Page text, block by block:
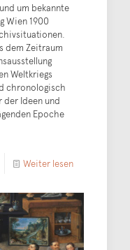
um bekannte
Wien 1900
dem Zeitraum
Weltkriegs
chronologisch
Ideen und
Epoche
Weiter lesen